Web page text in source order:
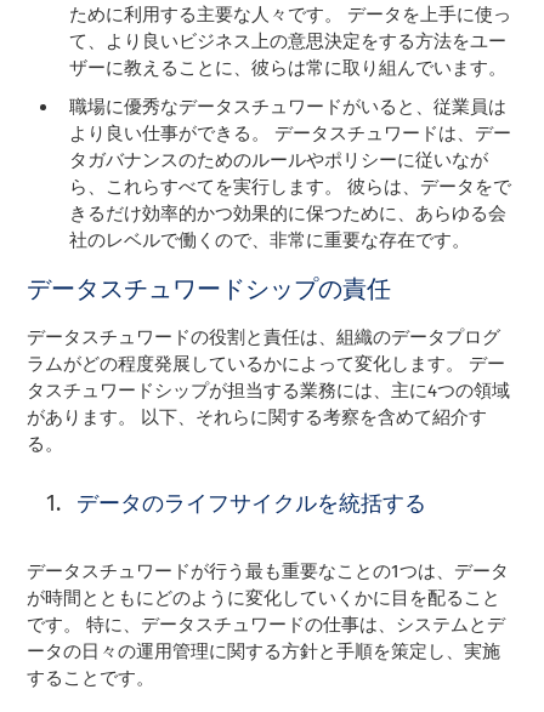
ために利用する主要な人々です。 データを上手に使っ
て、より良いビジネス上の意思決定をする方法をユー
ザーに教えることに、彼らは常に取り組んでいます。
職場に優秀なデータスチュワードがいると、従業員は
より良い仕事ができる。 データスチュワードは、デー
タガバナンスのためのルールやポリシーに従いなが
ら、これらすべてを実行します。 彼らは、データをで
きるだけ効率的かつ効果的に保つために、あらゆる会
社のレベルで働くので、非常に重要な存在です。
データスチュワードシップの責任
データスチュワードの役割と責任は、組織のデータプログ
ラムがどの程度発展しているかによって変化します。 デー
タスチュワードシップが担当する業務には、主に4つの領域
があります。 以下、それらに関する考察を含めて紹介す
る。
データのライフサイクルを統括する
データスチュワードが行う最も重要なことの1つは、データ
が時間とともにどのように変化していくかに目を配ること
です。 特に、データスチュワードの仕事は、システムとデ
ータの日々の運用管理に関する方針と手順を策定し、実施
することです。